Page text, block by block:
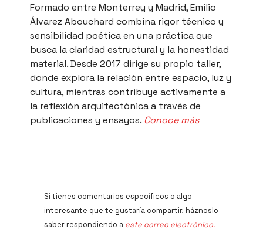
Formado entre Monterrey y Madrid, Emilio
Álvarez Abouchard combina rigor técnico y
sensibilidad poética en una práctica que
busca la claridad estructural y la honestidad
material. Desde 2017 dirige su propio taller,
donde explora la relación entre espacio, luz y
cultura, mientras contribuye activamente a
la reflexión arquitectónica a través de
publicaciones y ensayos. Conoce más
Si tienes comentarios específicos o algo
interesante que te gustaría compartir, háznoslo
saber respondiendo a este correo electrónico.